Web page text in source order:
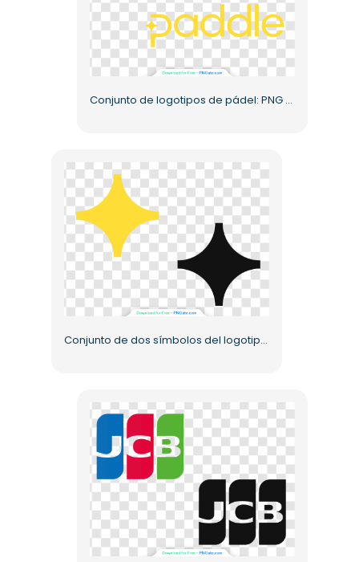
Conjunto de logotipos de pádel: PNG gratuito, monocromático, de dos colores y oscuro
Conjunto de dos símbolos del logotipo principal de Paddle (PNG gratuito)